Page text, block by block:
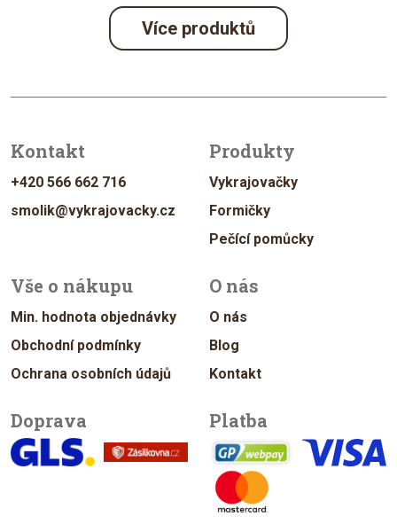
Více produktů
Kontakt
+420 566 662 716
smolik@vykrajovacky.cz
Produkty
Vykrajovačky
Formičky
Pečící pomůcky
Vše o nákupu
Min. hodnota objednávky
Obchodní podmínky
Ochrana osobních údajů
O nás
O nás
Blog
Kontakt
Doprava Platba